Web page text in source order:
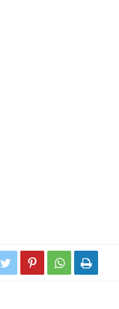
   